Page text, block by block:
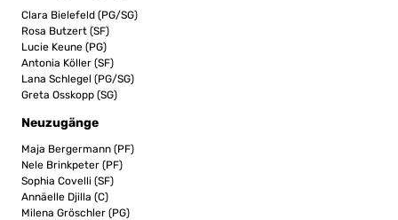
Clara Bielefeld (PG/SG)
Rosa Butzert (SF)
Lucie Keune (PG)
Antonia Köller (SF)
Lana Schlegel (PG/SG)
Greta Osskopp (SG)
Neuzugänge
Maja Bergermann (PF)
Nele Brinkpeter (PF)
Sophia Covelli (SF)
Annäelle Djilla (C)
Milena Gröschler (PG)